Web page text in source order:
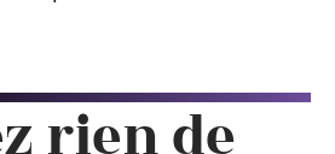
rien de